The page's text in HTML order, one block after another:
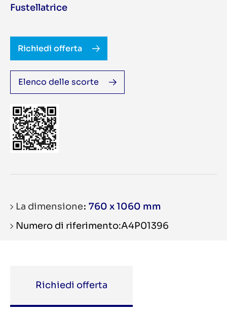
Fustellatrice
Richiedi offerta
Elenco delle scorte
La dimensione 760 x 1060 mm
Numero di riferimento:A4P01396
Richiedi offerta